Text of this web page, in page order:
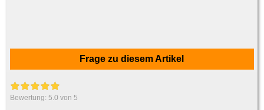
Frage zu diesem Artikel
Bewertung:5.0 von 5